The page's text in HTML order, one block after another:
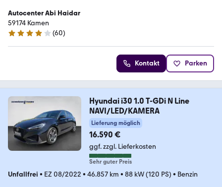
Autocenter Abi Haidar
59174 Kamen
3.9 Sterne
(60)
Kontakt Parken
Hyundai i30 1.0 T-GDi N Line
NAVI/LED/KAMERA
Lieferung möglich
16.590 €
ggf. zzgl. Lieferkosten
Sehr guter Preis
Unfallfrei • EZ 08/2022 • 46.857 km • 88 kW (120 PS) • Benzin